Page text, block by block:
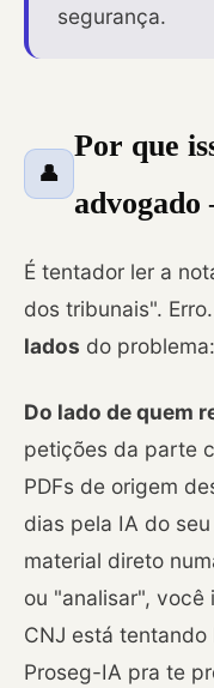
segurança.
👤
Por que
É tentador ler a
dos tribunais".
lados do problema:
Do lado de quem
petições da parte
PDFs de origem
dias pela IA do
material direto
ou "analisar",
CNJ está
Proseg-IA pra te